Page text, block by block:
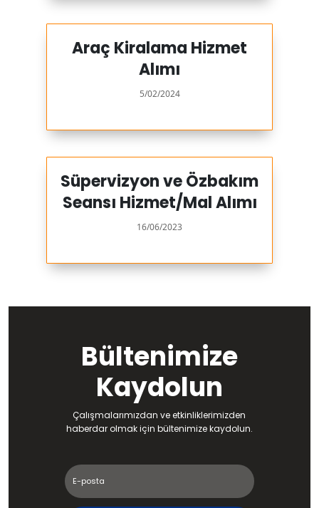
Araç Kiralama Hizmet
Alımı
5/02/2024
Süpervizyon ve Özbakım
Seansı Hizmet/Mal Alımı
16/06/2023
Bültenimize
Kaydolun
Çalışmalarımızdan ve etkinliklerimizden
haberdar olmak için bültenimize kaydolun.